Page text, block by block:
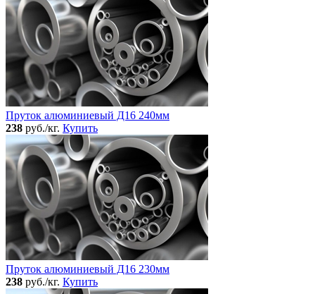
Пруток алюминиевый Д16 240мм
238 руб./кг. Купить
Пруток алюминиевый Д16 230мм
238 руб./кг. Купить